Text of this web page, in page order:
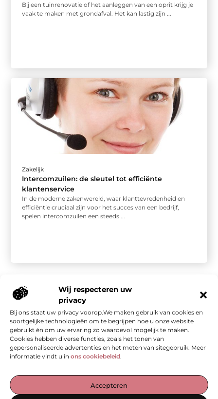
Wij respecteren uw
privacy
Bij ons staat uw privacy voorop.We maken gebruik van cookies en
soortgelijke technologieën om te begrijpen hoe u onze website
gebruikt én om uw ervaring zo waardevol mogelijk te maken.
Cookies hebben diverse functies, zoals het tonen van
gepersonaliseerde advertenties en het meten van sitegebruik. Meer
informatie vindt u in ons cookiebeleid.
Accepteren
Bij een tuinrenovatie of het aanleggen van een oprit krijg je
vaak te maken met grondafval. Het kan lastig zijn ...
Zakelijk
Intercomzuilen: de sleutel tot efficiënte
klantenservice
In de moderne zakenwereld, waar klanttevredenheid en
efficiëntie cruciaal zijn voor het succes van een bedrijf,
spelen intercomzuilen een steeds ...
De Verzamelplaats voor Blogs en Inzichten
Onze informatie